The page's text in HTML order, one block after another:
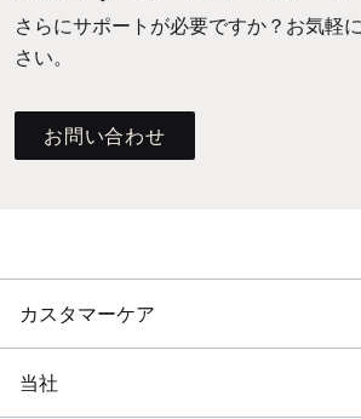
さらにサポートが必要ですか？お気軽
さい。
お問い合わせ
カスタマーケア
当社